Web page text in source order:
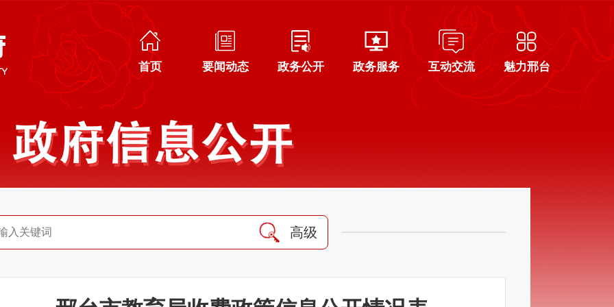
首页 要闻动态 政务公开 政务服务 互动交流 魅力邢台
高级